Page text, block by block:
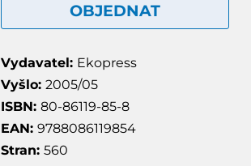
OBJEDNAT
Vydavatel: Ekopress
Vyšlo: 2005/05
ISBN: 80-86119-85-8
EAN: 9788086119854
Stran: 560